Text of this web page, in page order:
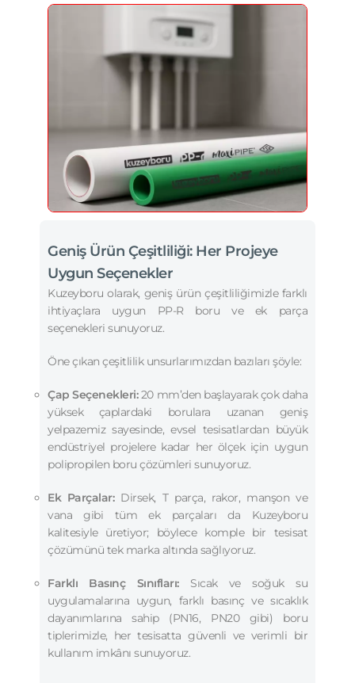
Geniş Ürün Çeşitliliği: Her Projeye
Uygun Seçenekler
Kuzeyboru olarak, geniş ürün çeşitliliğimizle farklı
ihtiyaçlara uygun PP-R boru ve ek parça
seçenekleri sunuyoruz.
Öne çıkan çeşitlilik unsurlarımızdan bazıları şöyle:
Çap Seçenekleri:20 mm’den başlayarak çok daha
yüksek çaplardaki borulara uzanan geniş
yelpazemiz sayesinde, evsel tesisatlardan büyük
endüstriyel projelere kadar her ölçek için uygun
polipropilen boru çözümleri sunuyoruz.
Ek Parçalar:Dirsek, T parça, rakor, manşon ve
vana gibi tüm ek parçaları da Kuzeyboru
kalitesiyle üretiyor; böylece komple bir tesisat
çözümünü tek marka altında sağlıyoruz.
Farklı Basınç Sınıfları:Sıcak ve soğuk su
uygulamalarına uygun, farklı basınç ve sıcaklık
dayanımlarına sahip (PN16, PN20 gibi) boru
tiplerimizle, her tesisatta güvenli ve verimli bir
kullanım imkânı sunuyoruz.